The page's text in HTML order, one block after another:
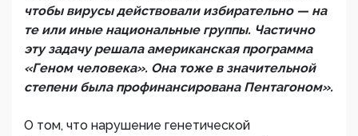
чтобы вирусы действовали избирательно — на
те или иные национальные группы. Частично
эту задачу решала американская программа
«Геном человека». Она тоже в значительной
степени была профинансирована Пентагоном».
О том, что нарушение генетической